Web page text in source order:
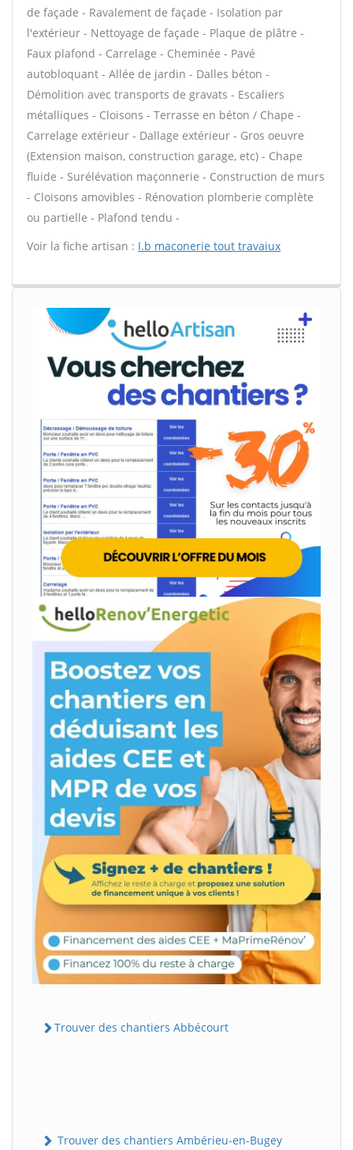
de façade - Ravalement de façade - Isolation par
l'extérieur - Nettoyage de façade - Plaque de plâtre -
Faux plafond - Carrelage - Cheminée - Pavé
autobloquant - Allée de jardin - Dalles béton -
Démolition avec transports de gravats - Escaliers
métalliques - Cloisons - Terrasse en béton / Chape -
Carrelage extérieur - Dallage extérieur - Gros oeuvre
(Extension maison, construction garage, etc) - Chape
fluide - Surélévation maçonnerie - Construction de murs
- Cloisons amovibles - Rénovation plomberie complète
ou partielle - Plafond tendu -
Voir la fiche artisan : I.b maconerie tout travaiux
Trouver des chantiers Abbécourt
Trouver des chantiers Ambérieu-en-Bugey